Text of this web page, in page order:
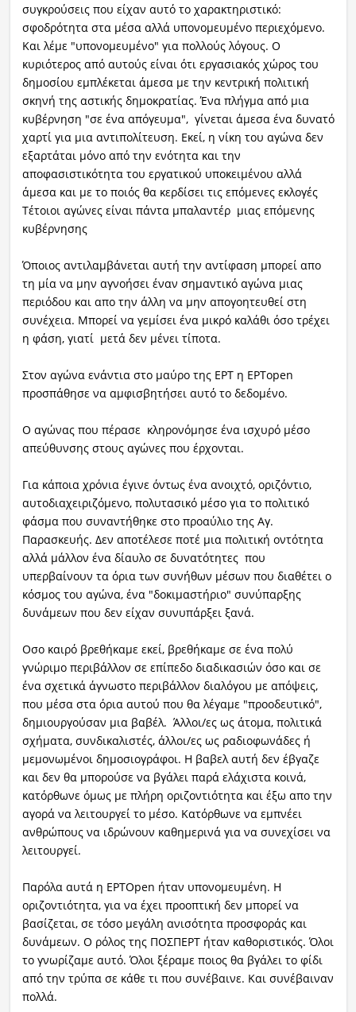
συγκρούσεις που είχαν αυτό το χαρακτηριστικό:
σφοδρότητα στα μέσα αλλά υπονομευμένο περιεχόμενο.
Και λέμε "υπονομευμένο" για πολλούς λόγους. Ο
κυριότερος από αυτούς είναι ότι εργασιακός χώρος του
δημοσίου εμπλέκεται άμεσα με την κεντρική πολιτική
σκηνή της αστικής δημοκρατίας. Ένα πλήγμα από μια
κυβέρνηση "σε ένα απόγευμα", γίνεται άμεσα ένα δυνατό
χαρτί για μια αντιπολίτευση. Εκεί, η νίκη του αγώνα δεν
εξαρτάται μόνο από την ενότητα και την
αποφασιστικότητα του εργατικού υποκειμένου αλλά
άμεσα και με το ποιός θα κερδίσει τις επόμενες εκλογές
Τέτοιοι αγώνες είναι πάντα μπαλαντέρ μιας επόμενης
κυβέρνησης
Όποιος αντιλαμβάνεται αυτή την αντίφαση μπορεί απο
τη μία να μην αγνοήσει έναν σημαντικό αγώνα μιας
περιόδου και απο την άλλη να μην απογοητευθεί στη
συνέχεια. Μπορεί να γεμίσει ένα μικρό καλάθι όσο τρέχει
η φάση, γιατί μετά δεν μένει τίποτα.
Στον αγώνα ενάντια στο μαύρο της ΕΡΤ η ΕΡΤοpen
προσπάθησε να αμφισβητήσει αυτό το δεδομένο.
Ο αγώνας που πέρασε κληρονόμησε ένα ισχυρό μέσο
απεύθυνσης στους αγώνες που έρχονται.
Για κάποια χρόνια έγινε όντως ένα ανοιχτό, οριζόντιο,
αυτοδιαχειριζόμενο, πολυτασικό μέσο για το πολιτικό
φάσμα που συναντήθηκε στο προαύλιο της Αγ.
Παρασκευής. Δεν αποτέλεσε ποτέ μια πολιτική οντότητα
αλλά μάλλον ένα δίαυλο σε δυνατότητες που
υπερβαίνουν τα όρια των συνήθων μέσων που διαθέτει ο
κόσμος του αγώνα, ένα "δοκιμαστήριο" συνύπαρξης
δυνάμεων που δεν είχαν συνυπάρξει ξανά.
Οσο καιρό βρεθήκαμε εκεί, βρεθήκαμε σε ένα πολύ
γνώριμο περιβάλλον σε επίπεδο διαδικασιών όσο και σε
ένα σχετικά άγνωστο περιβάλλον διαλόγου με απόψεις,
που μέσα στα όρια αυτού που θα λέγαμε "προοδευτικό",
δημιουργούσαν μια βαβέλ. Άλλοι/ες ως άτομα, πολιτικά
σχήματα, συνδικαλιστές, άλλοι/ες ως ραδιοφωνάδες ή
μεμονωμένοι δημοσιογράφοι. Η βαβελ αυτή δεν έβγαζε
και δεν θα μπορούσε να βγάλει παρά ελάχιστα κοινά,
κατόρθωνε όμως με πλήρη οριζοντιότητα και έξω απο την
αγορά να λειτουργεί το μέσο. Κατόρθωνε να εμπνέει
ανθρώπους να ιδρώνουν καθημερινά για να συνεχίσει να
λειτουργεί.
Παρόλα αυτά η ΕΡΤOpen ήταν υπονομευμένη. Η
οριζοντιότητα, για να έχει προοπτική δεν μπορεί να
βασίζεται, σε τόσο μεγάλη ανισότητα προσφοράς και
δυνάμεων. Ο ρόλος της ΠΟΣΠΕΡΤ ήταν καθοριστικός. Όλοι
το γνωρίζαμε αυτό. Όλοι ξέραμε ποιος θα βγάλει το φίδι
από την τρύπα σε κάθε τι που συνέβαινε. Και συνέβαιναν
πολλά.